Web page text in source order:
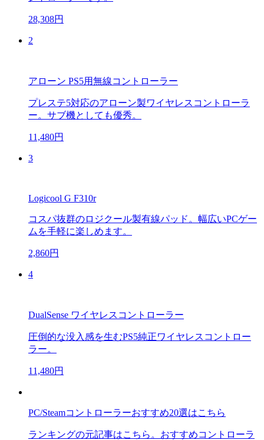
28,308円
2
アローン PS5用無線コントローラー
プレステ5対応のアローン製ワイヤレスコントローラ
ー。サブ機としても優秀。
11,480円
3
Logicool G F310r
コスパ抜群のロジクール製有線パッド。幅広いPCゲー
ムを手軽に楽しめます。
2,860円
4
DualSense ワイヤレスコントローラー
圧倒的な没入感を生むPS5純正ワイヤレスコントロー
ラー。
11,480円
PC/Steamコントローラーおすすめ20選はこちら
ランキングの元記事はこちら。おすすめコントローラ